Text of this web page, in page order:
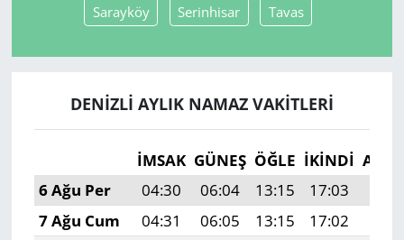
Sarayköy Serinhisar Tavas
DENIZLI AYLIK NAMAZ VAKITLERI
İMSAK GÜNEŞ ÖĞLE İKINDI
6 Ağu Per
04:30 06:04 13:15 17:03
7 Ağu Cum
04:31 06:05 13:15 17:02